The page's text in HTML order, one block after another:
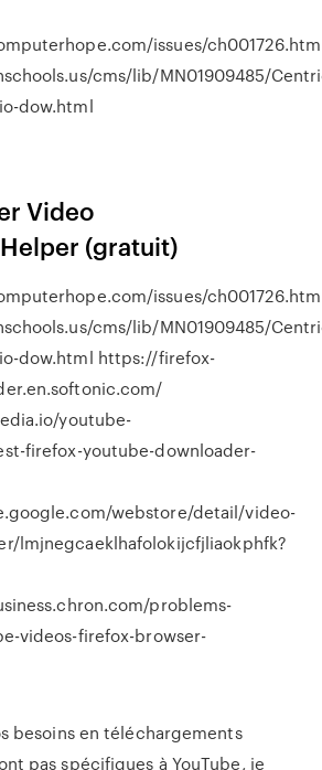
issues/ch001726.htm
cms/lib/MN01909485/
dow.html
Video
(gratuit)
issues/ch001726.htm
cms/lib/MN01909485/
dow.html https://firefox-
youtube-
firefox-youtube-downloader-
webstore/detail/video-
lmjnegcaeklhafolokijcfjliaokphfk?
problems-
videos-firefox-browser-
besoins en téléchargements
pas spécifiques à YouTube, je